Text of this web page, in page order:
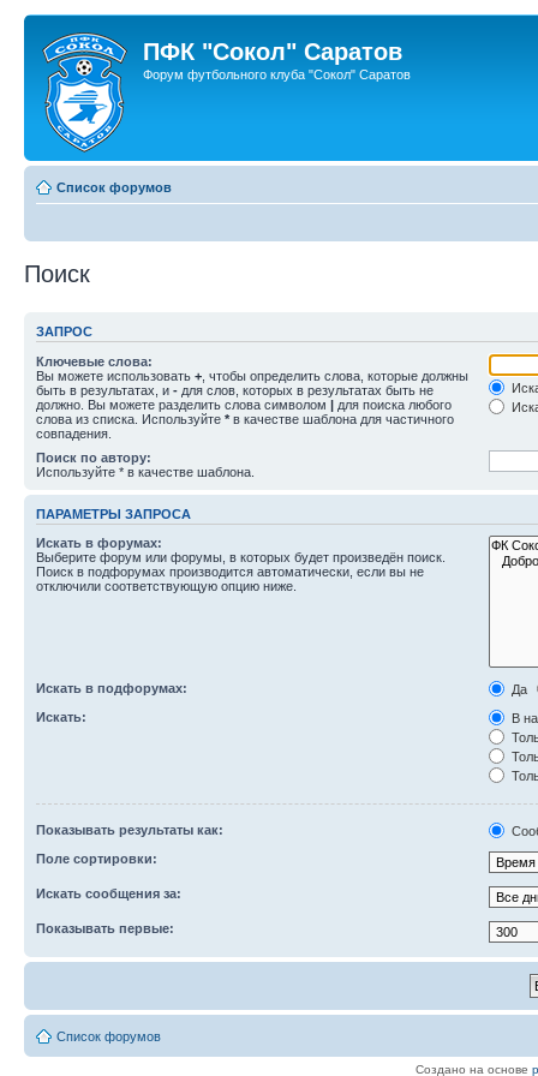
ПФК "Сокол" Саратов
Форум футбольного клуба "Сокол" Саратов
Список форумов
Поиск
ЗАПРОС
Ключевые слова:
Вы можете использовать + , чтобы определить слова, которые должны
быть в результатах, и - для слов, которых в результатах быть не
должно. Вы можете разделить слова символом | для поиска любого
слова из списка. Используйте * в качестве шаблона для частичного
совпадения.
Поиск по автору:
Используйте * в качестве шаблона.
ПАРАМЕТРЫ ЗАПРОСА
Искать в форумах:
Выберите форум или форумы, в которых будет произведён поиск.
Поиск в подфорумах производится автоматически, если вы не
отключили соответствующую опцию ниже.
Искать в подфорумах:
Да
Искать:
В
Показывать результаты как:
Поле сортировки:
Искать сообщения за:
Показывать первые:
Список форумов
Создано на основе